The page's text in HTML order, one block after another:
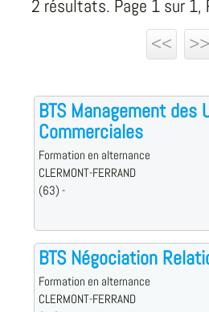
2 résultats. Page 1 sur 1,
<<
>>
BTS Management des
Commerciales
Formation en alternance
CLERMONT-FERRAND
(63) -
BTS Négociation
Formation en alternance
CLERMONT-FERRAND